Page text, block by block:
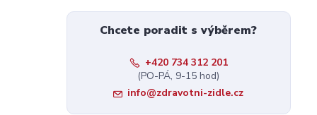
Chcete poradit s výběrem?
+420 734 312 201
(PO-PÁ, 9-15 hod)
info@zdravotni-zidle.cz